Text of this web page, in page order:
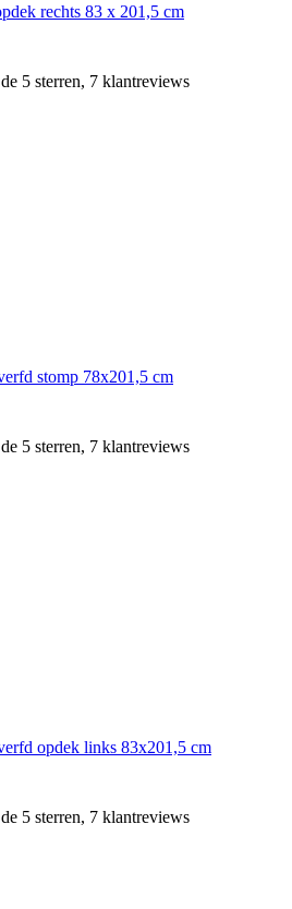
rechts 83 x 201,5 cm
5 sterren, 7 klantreviews
stomp 78x201,5 cm
5 sterren, 7 klantreviews
opdek links 83x201,5 cm
5 sterren, 7 klantreviews